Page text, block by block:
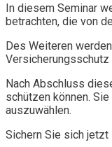
In diesem Seminar
betrachten, die von
Des Weiteren
Versicherungsschutz
Nach Abschluss
schützen können.
auszuwählen.
Sichern Sie sich jetzt